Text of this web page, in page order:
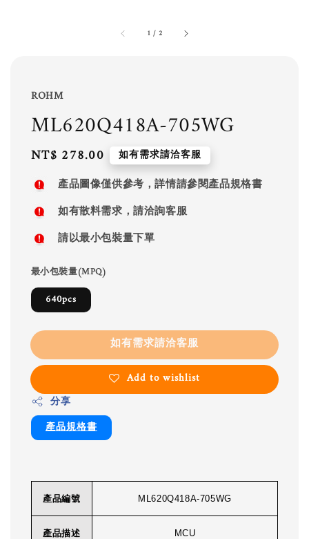
1 / 2
ROHM
ML620Q418A-705WG
Regular
price
NT$ 278.00 如有需求請洽客服
產品圖像僅供參考，詳情請參閱產品規格書
如有散料需求，請洽詢客服
請以最小包裝量下單
最小包裝量(MPQ)
640pcs
如有需求請洽客服
Add to wishlist
分享
產品規格書
產品編號 ML620Q418A-705WG
產品描述 MCU